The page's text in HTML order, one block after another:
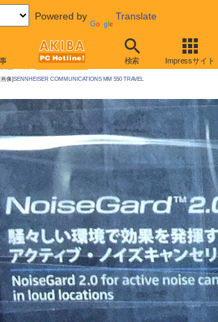
Powered by Translate
検索 Impressサイト
PC Hotline! 2010年11月13日号
像]SENNHEISER COMMUNICATIONS MM 550 TRAVEL